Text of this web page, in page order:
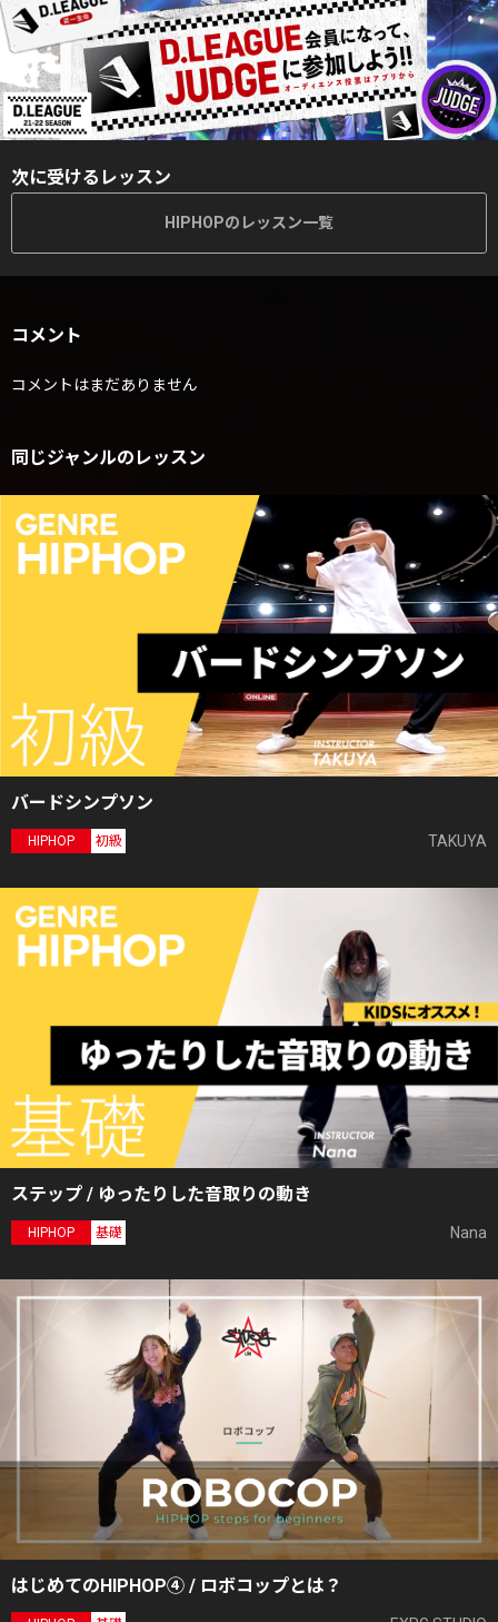
次に受けるレッスン
HIPHOPのレッスン一覧
コメント
コメントはまだありません
同じジャンルのレッスン
バードシンプソン
HIPHOP 初級 TAKUYA
ステップ / ゆったりした音取りの動き
HIPHOP 基礎 Nana
はじめてのHIPHOP④ / ロボコップとは？